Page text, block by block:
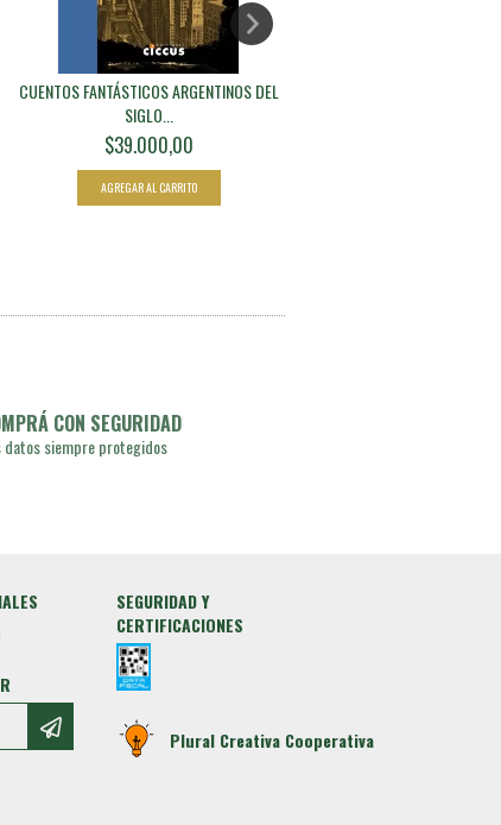
CUENTOS FANTÁSTICOS ARGENTINOS DEL
SIGLO...
$39.000,00
CON SEGURIDAD
datos siempre protegidos
SEGURIDAD Y
CERTIFICACIONES
Plural Creativa Cooperativa